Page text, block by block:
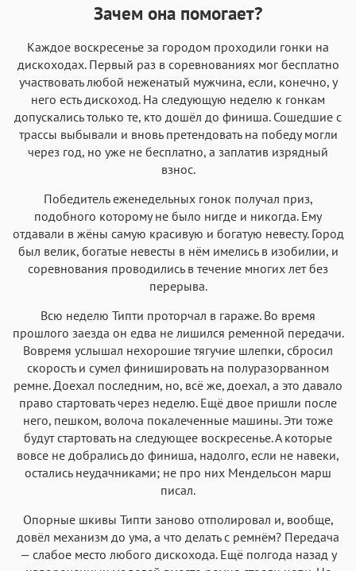
Аа
Iowan San Francisco Аа
SF Serif Аа
New York
Аа
Helvetica Neue
Аа
Arial Аа
Georgia
Аа
Times New Roman
Аа
Courier
Аа
Courier New
Аа
Menlo
Аа
SF Mono
Зачем она помогает?
Каждое воскресенье за городом проходили гонки на
дискоходах. Первый раз в соревнованиях мог бесплатно
участвовать любой неженатый мужчина, если, конечно, у
него есть дискоход. На следующую неделю к гонкам
допускались только те, кто дошёл до финиша. Сошедшие с
трассы выбывали и вновь претендовать на победу могли
через год, но уже не бесплатно, а заплатив изрядный
взнос.
Победитель еженедельных гонок получал приз,
подобного которому не было нигде и никогда. Ему
отдавали в жёны самую красивую и богатую невесту. Город
был велик, богатые невесты в нём имелись в изобилии, и
соревнования проводились в течение многих лет без
перерыва.
Всю неделю Типти проторчал в гараже. Во время
прошлого заезда он едва не лишился ременной передачи.
Вовремя услышал нехорошие тягучие шлепки, сбросил
скорость и сумел финишировать на полуразорванном
ремне. Доехал последним, но, всё же, доехал, а это давало
право стартовать через неделю. Ещё двое пришли после
него, пешком, волоча покалеченные машины. Эти тоже
будут стартовать на следующее воскресенье. А которые
вовсе не добрались до финиша, надолго, если не навеки,
остались неудачниками; не про них Мендельсон марш
писал.
Опорные шкивы Типти заново отполировал и, вообще,
довёл механизм до ума, а что делать с ремнём? Передача
— слабое место любого дискохода. Ещё полгода назад у